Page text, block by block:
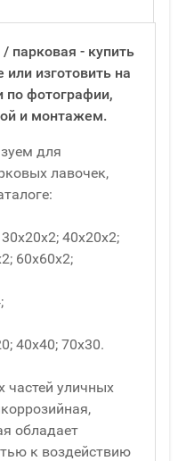
парковая - купить
изготовить на
по фотографии,
и монтажем.
для
лавочек,
40x20x2;
60x60x2;
40x40; 70x30.
частей уличных
обладает
к воздействию